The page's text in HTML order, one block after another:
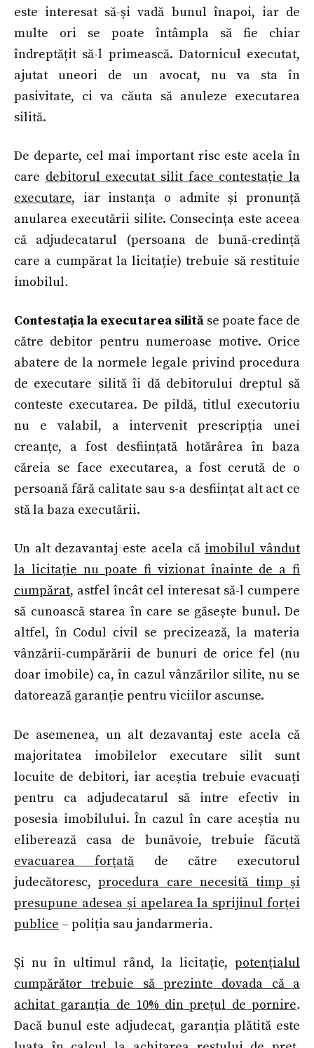
este interesat să-și vadă bunul înapoi, iar de
multe ori se poate întâmpla să fie chiar
îndreptățit să-l primească. Datornicul executat,
ajutat uneori de un avocat, nu va sta în
pasivitate, ci va căuta să anuleze executarea
silită.
De departe, cel mai important risc este acela în
care debitorul executat silit face contestație la
executare, iar instanța o admite și pronunță
anularea executării silite. Consecința este aceea
că adjudecatarul (persoana de bună-credință
care a cumpărat la licitație) trebuie să restituie
imobilul.
Contestația la executarea silită se poate face de
către debitor pentru numeroase motive. Orice
abatere de la normele legale privind procedura
de executare silită îi dă debitorului dreptul să
conteste executarea. De pildă, titlul executoriu
nu e valabil, a intervenit prescripția unei
creanțe, a fost desființată hotărârea în baza
căreia se face executarea, a fost cerută de o
persoană fără calitate sau s-a desființat alt act ce
stă la baza executării.
Un alt dezavantaj este acela că imobilul vândut
la licitație nu poate fi vizionat înainte de a fi
cumpărat, astfel încât cel interesat să-l cumpere
să cunoască starea în care se găsește bunul. De
altfel, în Codul civil se precizează, la materia
vânzării-cumpărării de bunuri de orice fel (nu
doar imobile) ca, în cazul vânzărilor silite, nu se
datorează garanție pentru viciilor ascunse.
De asemenea, un alt dezavantaj este acela că
majoritatea imobilelor executare silit sunt
locuite de debitori, iar aceștia trebuie evacuați
pentru ca adjudecatarul să intre efectiv in
posesia imobilului. În cazul în care aceștia nu
eliberează casa de bunăvoie, trebuie făcută
evacuarea forțată de către executorul
judecătoresc,procedura care necesită timp și
presupune adesea și apelarea la sprijinul forței
publice – poliția sau jandarmeria.
Și nu în ultimul rând, la licitație, potențialul
cumpărător trebuie să prezinte dovada că a
achitat garanția de 10% din prețul de pornire.
Dacă bunul este adjudecat, garanția plătită este